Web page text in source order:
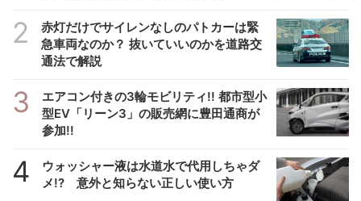
2
赤灯だけでサイレンなしのパトカーは緊
急車両なのか？ 抜いていいのかを道路交
通法で解説
3
エアコン付きの3輪モビリティ!! 都市型小
型EV「リーン3」の販売網に豊田通商が
参加!!
4
ウォッシャー液は水道水で代用しちゃダ
メ!? 意外と知らない正しい使い方